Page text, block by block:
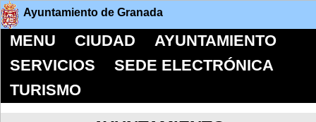
Ayuntamiento de Granada
MENU CIUDAD
AYUNTAMIENTO
SERVICIOS
SEDE ELECTRÓNICA
TURISMO